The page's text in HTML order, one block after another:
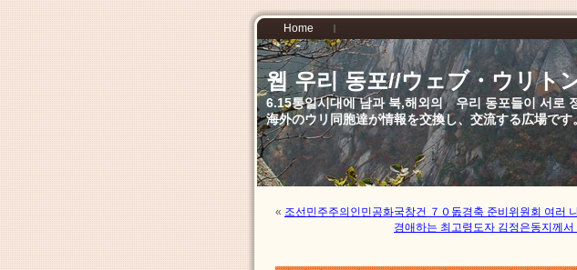
Home
웹 우리 동포//ウェブ・ウリト
6.15통일시대에 남과 북,해외의 우리 동포들이 서로
海外のウリ同胞達が情報を交換し、交流する広場です
« 조선민주주의인민공화국창건 ７０돐경축 준비위원회 여러
경애하는 최고령도자 김정은동지께